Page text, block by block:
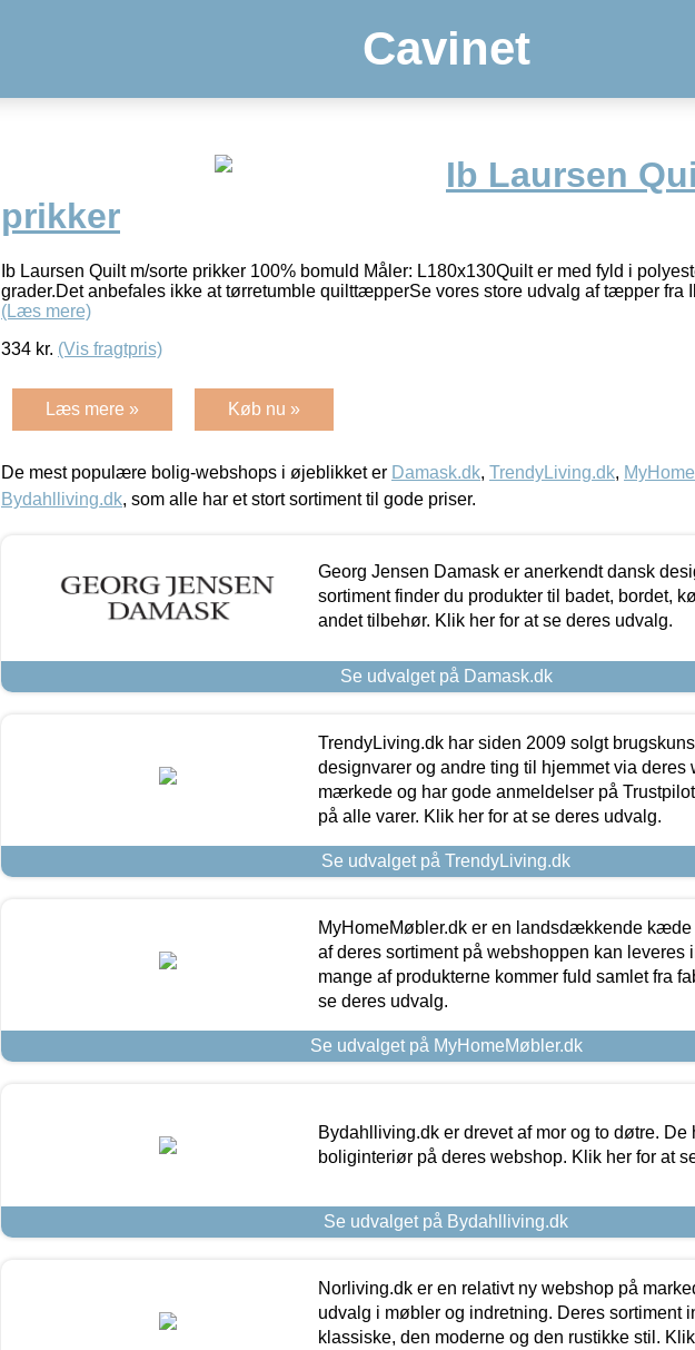
Cavinet
Ib Laursen
prikker
Ib Laursen Quilt m/sorte prikker 100% bomuld Måler: L180x130Quilt er med fyld i
grader.Det anbefales ikke at tørretumble quilttæpperSe vores store udvalg af tæpper fra
(Læs mere)
334 kr. (Vis fragtpris)
Læs mere » Køb nu »
De mest populære bolig-webshops i øjeblikket er Damask.dk, TrendyLiving.dk,
Bydahlliving.dk, som alle har et stort sortiment til gode priser.
Georg Jensen Damask er anerkendt dansk
sortiment finder du produkter til badet, bordet,
andet tilbehør. Klik her for at se deres udvalg.
Se udvalget på Damask.dk
TrendyLiving.dk har siden 2009 solgt
designvarer og andre ting til hjemmet via deres
mærkede og har gode anmeldelser på
på alle varer. Klik her for at se deres udvalg.
Se udvalget på TrendyLiving.dk
MyHomeMøbler.dk er en landsdækkende kæde
af deres sortiment på webshoppen kan leveres
mange af produkterne kommer fuld samlet fra
se deres udvalg.
Se udvalget på MyHomeMøbler.dk
Bydahlliving.dk er drevet af mor og to døtre. De
boliginteriør på deres webshop. Klik her for at
Se udvalget på Bydahlliving.dk
Norliving.dk er en relativt ny webshop på
udvalg i møbler og indretning. Deres sortiment
klassiske, den moderne og den rustikke stil.